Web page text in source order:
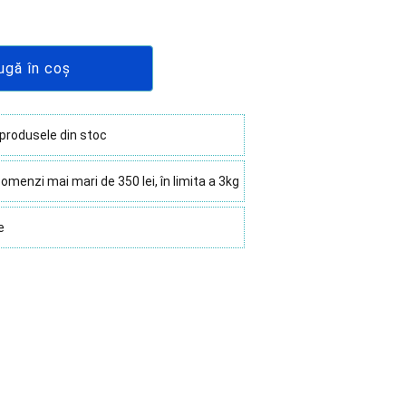
în coș
din stoc
mai mari de 350 lei, în limita a 3kg